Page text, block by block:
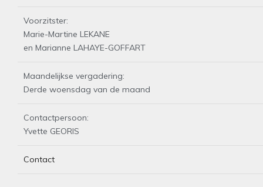
Voorzitster:
Marie-Martine LEKANE
en Marianne LAHAYE-GOFFART
Maandelijkse vergadering:
Derde woensdag van de maand
Contactpersoon:
Yvette GEORIS
Contact